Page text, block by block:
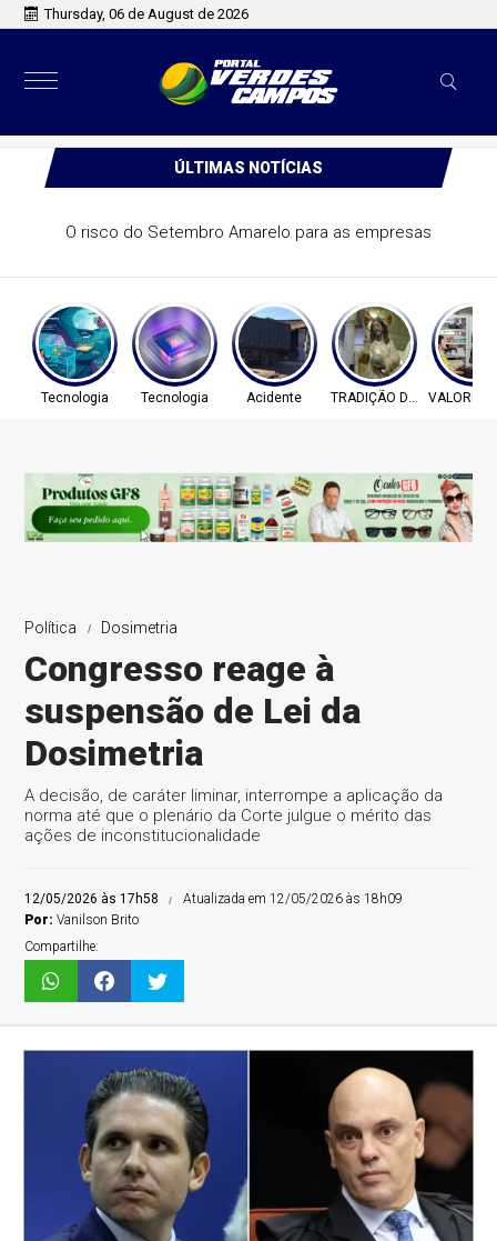
Thursday, 06 de August de 2026
ÚLTIMAS NOTÍCIAS
O risco do Setembro Amarelo para as empresas
Tecnologia Tecnologia Acidente TRADIÇÃO DE FÉ
Política Dosimetria
Congresso reage à
suspensão de Lei da
Dosimetria
A decisão, de caráter liminar, interrompe a aplicação da
norma até que o plenário da Corte julgue o mérito das
ações de inconstitucionalidade
12/05/2026 às 17h58
Atualizada em 12/05/2026 às 18h09
Por:Vanilson Brito
Compartilhe: